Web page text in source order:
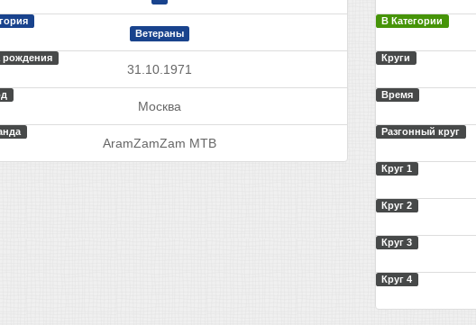
Ветераны
рождения
31.10.1971
Москва
AramZamZam MTB
В Категории
Круги
Время
Разгонный круг
Круг 1
Круг 2
Круг 3
Круг 4